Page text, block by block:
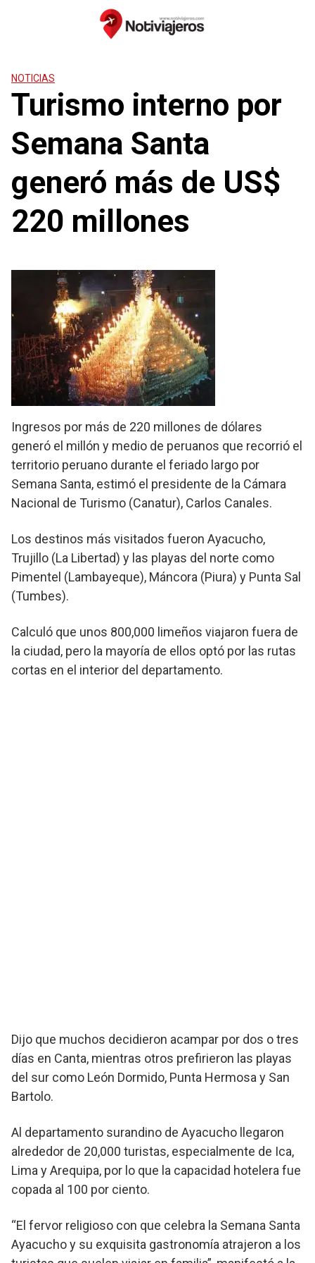
NOTICIAS
Turismo interno por
Semana Santa
generó más de US$
220 millones
Ingresos por más de 220 millones de dólares
generó el millón y medio de peruanos que recorrió el
territorio peruano durante el feriado largo por
Semana Santa, estimó el presidente de la Cámara
Nacional de Turismo (Canatur), Carlos Canales.
Los destinos más visitados fueron Ayacucho,
Trujillo (La Libertad) y las playas del norte como
Pimentel (Lambayeque), Máncora (Piura) y Punta Sal
(Tumbes).
Calculó que unos 800,000 limeños viajaron fuera de
la ciudad, pero la mayoría de ellos optó por las rutas
cortas en el interior del departamento.
Dijo que muchos decidieron acampar por dos o tres
días en Canta, mientras otros prefirieron las playas
del sur como León Dormido, Punta Hermosa y San
Bartolo.
Al departamento surandino de Ayacucho llegaron
alrededor de 20,000 turistas, especialmente de Ica,
Lima y Arequipa, por lo que la capacidad hotelera fue
copada al 100 por ciento.
“El fervor religioso con que celebra la Semana Santa
Ayacucho y su exquisita gastronomía atrajeron a los